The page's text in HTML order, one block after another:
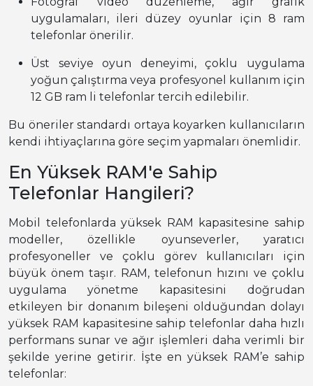
uygulamaları, ileri düzey oyunlar için 8 ram
telefonlar önerilir.
Üst seviye oyun deneyimi, çoklu uygulama
yoğun çalıştırma veya profesyonel kullanım için
12 GB ram li telefonlar tercih edilebilir.
Bu öneriler standardı ortaya koyarken kullanıcıların
kendi ihtiyaçlarına göre seçim yapmaları önemlidir.
En Yüksek RAM'e Sahip
Telefonlar Hangileri?
Mobil telefonlarda yüksek RAM kapasitesine sahip
modeller, özellikle oyunseverler, yaratıcı
profesyoneller ve çoklu görev kullanıcıları için
büyük önem taşır. RAM, telefonun hızını ve çoklu
uygulama yönetme kapasitesini doğrudan
etkileyen bir donanım bileşeni olduğundan dolayı
yüksek RAM kapasitesine sahip telefonlar daha hızlı
performans sunar ve ağır işlemleri daha verimli bir
şekilde yerine getirir. İşte en yüksek RAM’e sahip
telefonlar: